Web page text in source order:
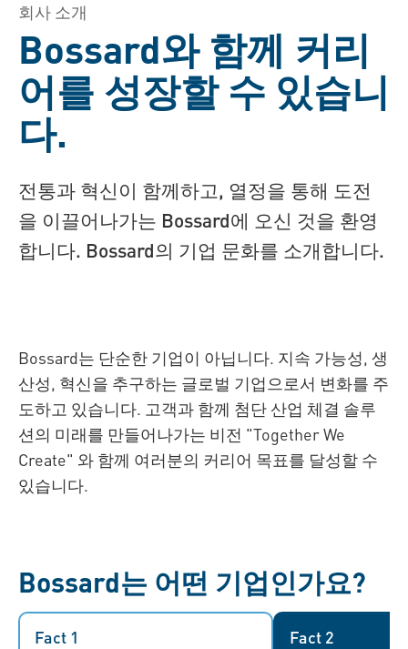
회사 소개
Bossard와 함께 커리
어를 성장할 수 있습니
다.
전통과 혁신이 함께하고, 열정을 통해 도전
을 이끌어나가는 Bossard에 오신 것을 환영
합니다. Bossard의 기업 문화를 소개합니다.
Bossard는 단순한 기업이 아닙니다. 지속 가능성, 생
산성, 혁신을 추구하는 글로벌 기업으로서 변화를 주
도하고 있습니다. 고객과 함께 첨단 산업 체결 솔루
션의 미래를 만들어나가는 비전 "Together We
Create" 와 함께 여러분의 커리어 목표를 달성할 수
있습니다.
Bossard는 어떤 기업인가요?
Fact 1 Fact 2